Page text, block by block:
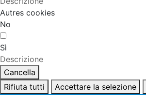
Autres cookies
No
Sì
Descrizione
Cancella
Rifiuta tutti
Accettare la selezione